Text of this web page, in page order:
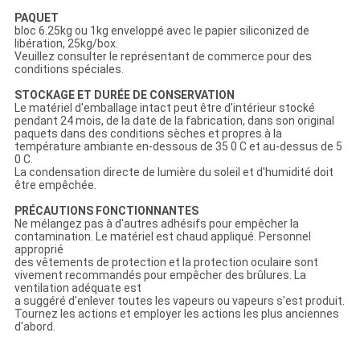
PAQUET
bloc 6.25kg ou 1kg enveloppé avec le papier siliconized de
libération, 25kg/box.
Veuillez consulter le représentant de commerce pour des
conditions spéciales.
STOCKAGE ET DURÉE DE CONSERVATION
Le matériel d'emballage intact peut être d'intérieur stocké
pendant 24 mois, de la date de la fabrication, dans son original
paquets dans des conditions sèches et propres à la
température ambiante en-dessous de 35 0 C et au-dessus de 5
0 C.
La condensation directe de lumière du soleil et d'humidité doit
être empêchée.
PRÉCAUTIONS FONCTIONNANTES
Ne mélangez pas à d'autres adhésifs pour empêcher la
contamination. Le matériel est chaud appliqué. Personnel
approprié
des vêtements de protection et la protection oculaire sont
vivement recommandés pour empêcher des brûlures. La
ventilation adéquate est
a suggéré d'enlever toutes les vapeurs ou vapeurs s'est produit.
Tournez les actions et employer les actions les plus anciennes
d'abord.